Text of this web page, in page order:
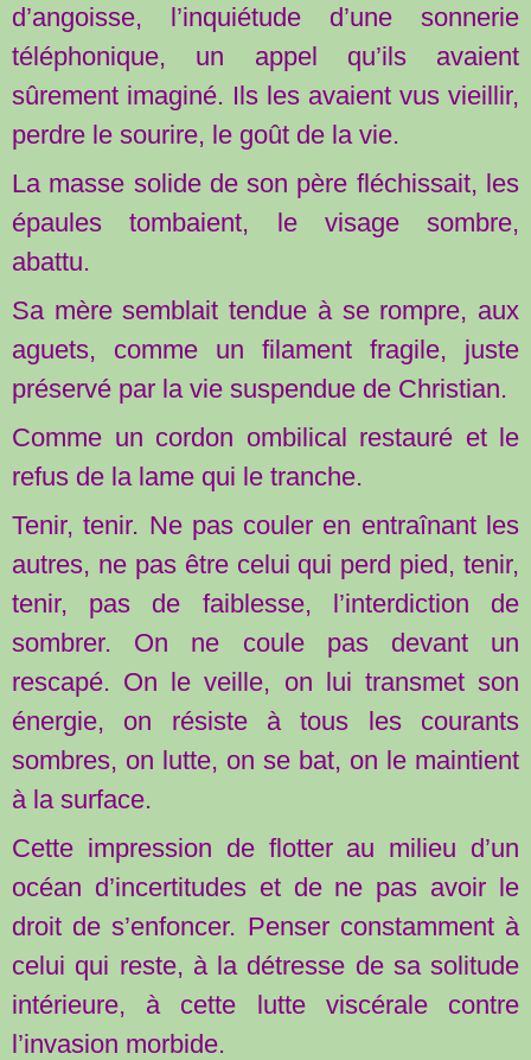
d’angoisse, l’inquiétude d’une sonnerie
téléphonique, un appel qu’ils avaient
sûrement imaginé. Ils les avaient vus vieillir,
perdre le sourire, le goût de la vie.
La masse solide de son père fléchissait, les
épaules tombaient, le visage sombre,
abattu.
Sa mère semblait tendue à se rompre, aux
aguets, comme un filament fragile, juste
préservé par la vie suspendue de Christian.
Comme un cordon ombilical restauré et le
refus de la lame qui le tranche.
Tenir, tenir. Ne pas couler en entraînant les
autres, ne pas être celui qui perd pied, tenir,
tenir, pas de faiblesse, l’interdiction de
sombrer. On ne coule pas devant un
rescapé. On le veille, on lui transmet son
énergie, on résiste à tous les courants
sombres, on lutte, on se bat, on le maintient
à la surface.
Cette impression de flotter au milieu d’un
océan d’incertitudes et de ne pas avoir le
droit de s’enfoncer. Penser constamment à
celui qui reste, à la détresse de sa solitude
intérieure, à cette lutte viscérale contre
l’invasion morbide.